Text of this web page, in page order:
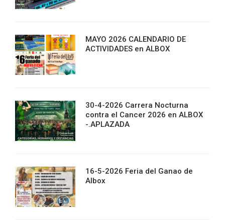
MAYO 2026 CALENDARIO DE
ACTIVIDADES en ALBOX
30-4-2026 Carrera Nocturna
contra el Cancer 2026 en ALBOX
-.APLAZADA
16-5-2026 Feria del Ganao de
Albox